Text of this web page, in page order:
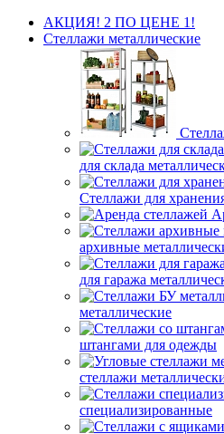
АКЦИЯ! 2 ПО ЦЕНЕ 1!
Стеллажи металлические
для склада
Стеллажи для
архивные
для гаража
металлические
штангами для одежды
стеллажи
специализированные